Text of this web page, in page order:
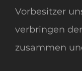
Vorbesitzer
verbringen
zusammen